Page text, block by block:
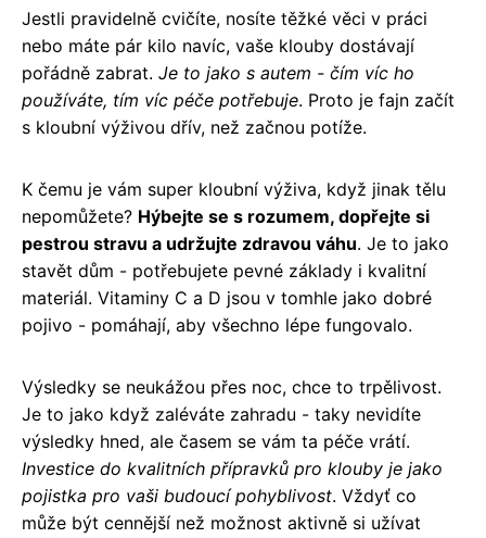
Jestli pravidelně cvičíte, nosíte těžké věci v práci
nebo máte pár kilo navíc, vaše klouby dostávají
pořádně zabrat. Je to jako s autem - čím víc ho
používáte, tím víc péče potřebuje. Proto je fajn začít
s kloubní výživou dřív, než začnou potíže.
K čemu je vám super kloubní výživa, když jinak tělu
nepomůžete? Hýbejte se s rozumem, dopřejte si
pestrou stravu a udržujte zdravou váhu. Je to jako
stavět dům - potřebujete pevné základy i kvalitní
materiál. Vitaminy C a D jsou v tomhle jako dobré
pojivo - pomáhají, aby všechno lépe fungovalo.
Výsledky se neukážou přes noc, chce to trpělivost.
Je to jako když zaléváte zahradu - taky nevidíte
výsledky hned, ale časem se vám ta péče vrátí.
Investice do kvalitních přípravků pro klouby je jako
pojistka pro vaši budoucí pohyblivost. Vždyť co
může být cennější než možnost aktivně si užívat